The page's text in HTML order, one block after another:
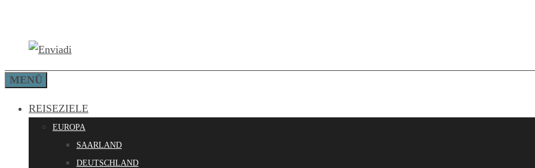
springen
MENÜ
REISEZIELE
EUROPA
SAARLAND
DEUTSCHLAND